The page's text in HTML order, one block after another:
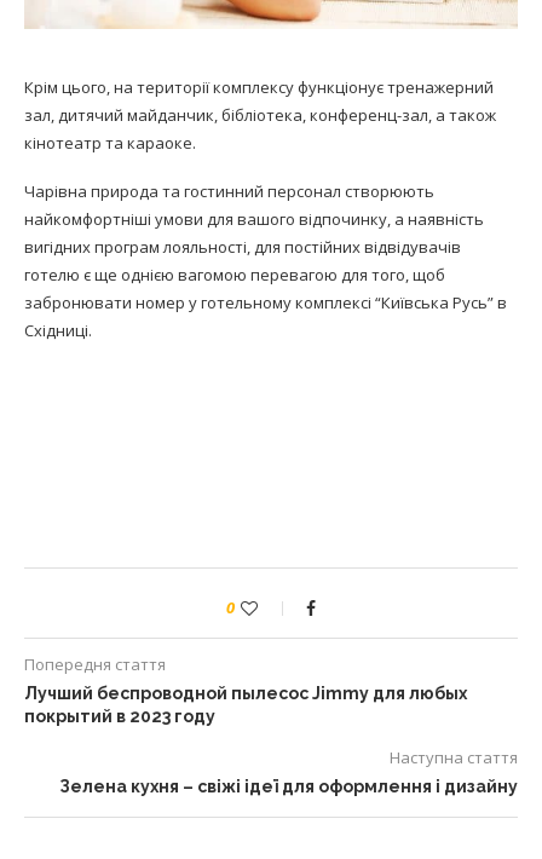
Крім цього, на території комплексу функціонує тренажерний
зал, дитячий майданчик, бібліотека, конференц-зал, а також
кінотеатр та караоке.
Чарівна природа та гостинний персонал створюють
найкомфортніші умови для вашого відпочинку, а наявність
вигідних програм лояльності, для постійних відвідувачів
готелю є ще однією вагомою перевагою для того, щоб
забронювати номер у готельному комплексі “Київська Русь” в
Східниці.
0
Попередня стаття
Лучший беспроводной пылесос Jimmy для любых
покрытий в 2023 году
Наступна стаття
Зелена кухня – свіжі ідеї для оформлення і дизайну